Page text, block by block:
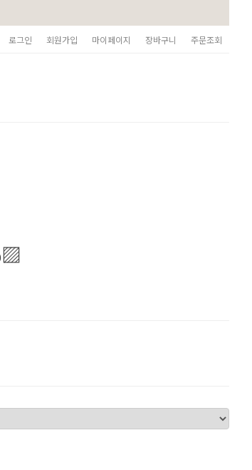
로그인 회원가입 마이페이지 장바구니 주문조회